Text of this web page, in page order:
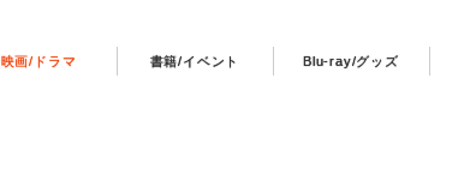
映画/ドラマ 書籍/イベント Blu-ray/グッズ